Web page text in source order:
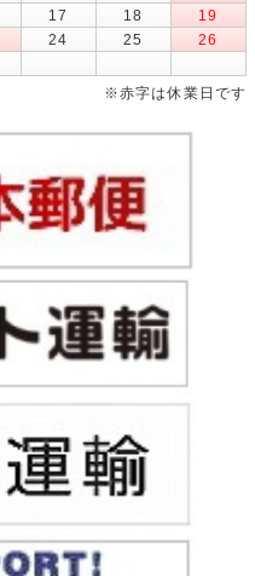
17 18
19
24 25
26
※赤字は休業日です